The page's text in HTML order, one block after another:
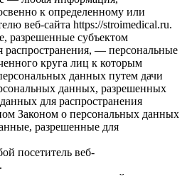
к определенному или
веб-сайта https://stroimedical.ru.
разрешенные субъектом
распространения, — персональные
круга лиц к которым
данных путем дачи
данных, разрешенных
для распространения
Законом о персональных данных
разрешенные для
посетитель веб-
.